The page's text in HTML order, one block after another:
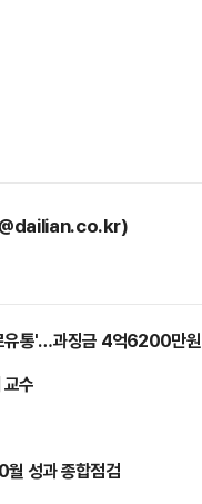
유통'…과징금 4억6200만원
수
성과 종합점검